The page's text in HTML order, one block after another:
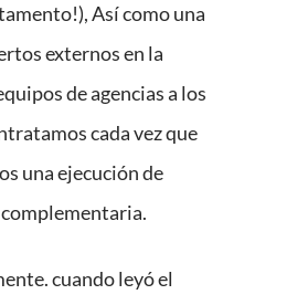
Así como una
externos en la
de agencias a los
cada vez que
una ejecución de
cuando leyó el